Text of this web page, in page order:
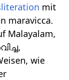
mit
maravicca.
Malayalam,
wie